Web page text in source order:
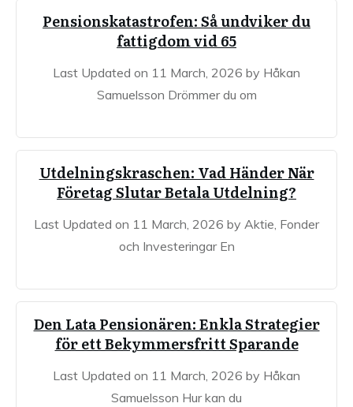
Pensionskatastrofen: Så undviker du
fattigdom vid 65
Last Updated on 11 March, 2026 by Håkan
Samuelsson Drömmer du om
Utdelningskraschen: Vad Händer När
Företag Slutar Betala Utdelning?
Last Updated on 11 March, 2026 by Aktie, Fonder
och Investeringar En
Den Lata Pensionären: Enkla Strategier
för ett Bekymmersfritt Sparande
Last Updated on 11 March, 2026 by Håkan
Samuelsson Hur kan du